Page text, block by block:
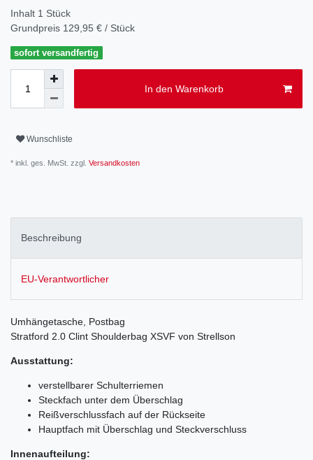
Inhalt 1 Stück
Grundpreis 129,95 € / Stück
sofort versandfertig
In den Warenkorb
Wunschliste
* inkl. ges. MwSt. zzgl. Versandkosten
Beschreibung
EU-Verantwortlicher
Umhängetasche, Postbag
Stratford 2.0 Clint Shoulderbag XSVF von Strellson
Ausstattung:
verstellbarer Schulterriemen
Steckfach unter dem Überschlag
Reißverschlussfach auf der Rückseite
Hauptfach mit Überschlag und Steckverschluss
Innenaufteilung: